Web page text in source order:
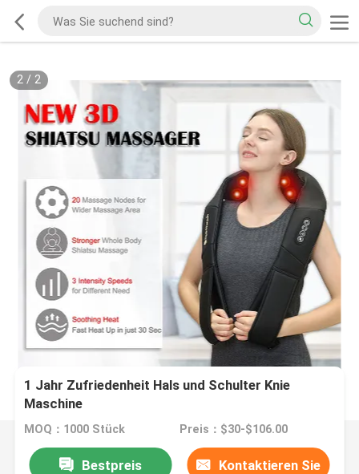
2/ 2
1 Jahr Zufriedenheit Hals und Schulter Knie
Maschine
MOQ：1000 Stück Preis：$30-$106.00
Bestpreis Kontaktieren Sie